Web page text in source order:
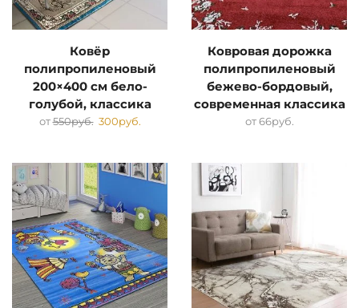
Ковёр
полипропиленовый
200×400 см бело-
голубой, классика
от550руб. 300руб.
Ковровая дорожка
полипропиленовый
бежево-бордовый,
современная классика
от66руб.